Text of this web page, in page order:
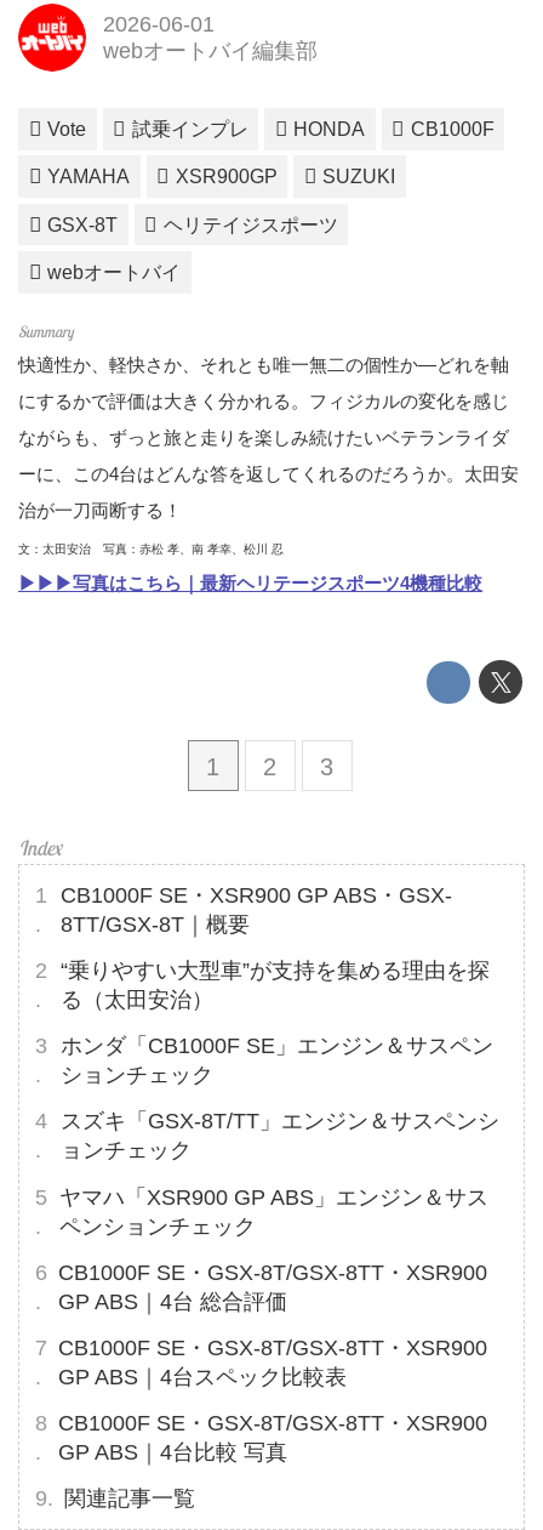
2026-06-01
webオートバイ編集部
Vote 試乗インプレ HONDA CB1000F
YAMAHA XSR900GP SUZUKI
GSX-8T ヘリテイジスポーツ
webオートバイ
快適性か、軽快さか、それとも唯一無二の個性か―どれを軸
にするかで評価は大きく分かれる。フィジカルの変化を感じ
ながらも、ずっと旅と走りを楽しみ続けたいベテランライダ
ーに、この4台はどんな答を返してくれるのだろうか。太田安
治が一刀両断する！
文：太田安治 写真：赤松 孝、南 孝幸、松川 忍
▶▶▶写真はこちら｜最新ヘリテージスポーツ4機種比較
1 2 3
CB1000F SE・XSR900 GP ABS・GSX-
8TT/GSX-8T｜概要
“乗りやすい大型車”が支持を集める理由を探
る（太田安治）
ホンダ「CB1000F SE」エンジン＆サスペン
ションチェック
スズキ「GSX-8T/TT」エンジン＆サスペンシ
ョンチェック
ヤマハ「XSR900 GP ABS」エンジン＆サス
ペンションチェック
CB1000F SE・GSX-8T/GSX-8TT・XSR900
GP ABS｜4台 総合評価
CB1000F SE・GSX-8T/GSX-8TT・XSR900
GP ABS｜4台スペック比較表
CB1000F SE・GSX-8T/GSX-8TT・XSR900
GP ABS｜4台比較 写真
関連記事一覧